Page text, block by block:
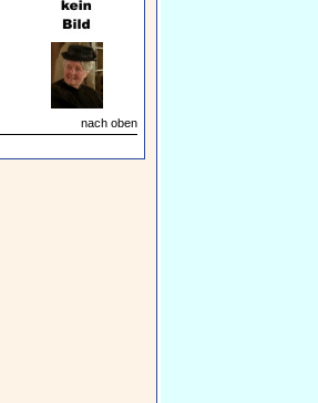
nach oben